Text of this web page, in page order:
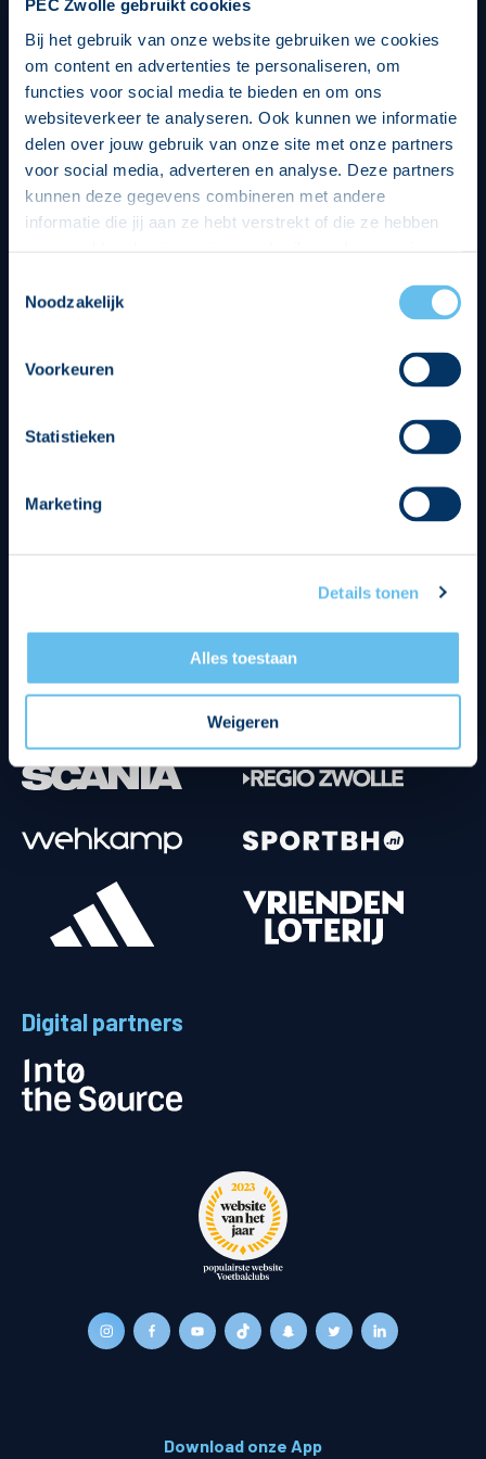
PEC Zwolle gebruikt cookies
Bij het gebruik van onze website gebruiken we cookies
om content en advertenties te personaliseren, om
functies voor social media te bieden en om ons
websiteverkeer te analyseren. Ook kunnen we informatie
delen over jouw gebruik van onze site met onze partners
voor social media, adverteren en analyse. Deze partners
kunnen deze gegevens combineren met andere
informatie die jij aan ze hebt verstrekt of die ze hebben
op een veilige en integere wijze. Je kunt je toestemming
beheren op de privacy- en cookieverklaring pagina.
Noodzakelijk
Voorkeuren
Statistieken
Marketing
Details tonen
Alles toestaan
Weigeren
Digital partners
Download onze App